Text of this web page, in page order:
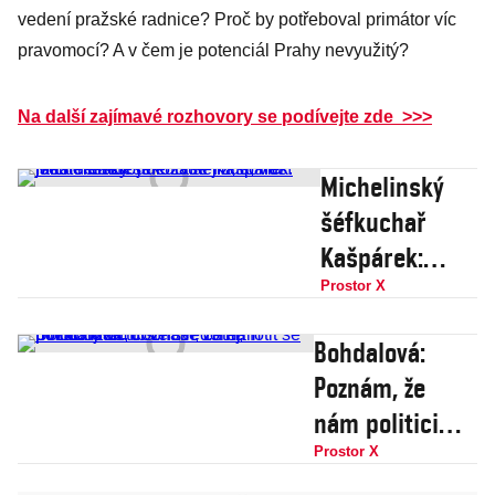
jsme jen
třetinu peněz,
primátor
vedení pražské radnice? Proč by potřeboval primátor víc
pravomocí? A v čem je potenciál Prahy nevyužitý?
Na další zajímavé rozhovory se podívejte zde >>>
Michelinský
šéfkuchař
Kašpárek:
Masterchef
bude zase
jízda, husí
játra děláme
jako Nutellu,
covid jsem
Prostor X
Bohdalová:
Poznám, že
nám politici
lžou, to oni se
Prostor X